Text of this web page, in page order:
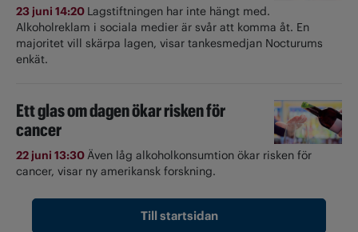
23 juni 14:20 Lagstiftningen har inte hängt med.
Alkoholreklam i sociala medier är svår att komma åt. En
majoritet vill skärpa lagen, visar tankesmedjan Nocturums
enkät.
Ett glas om dagen ökar risken för
cancer
22 juni 13:30Även låg alkoholkonsumtion ökar risken för
cancer, visar ny amerikansk forskning.
Till startsidan